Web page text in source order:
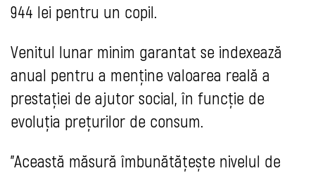
944 lei pentru un copil.
Venitul lunar minim garantat se indexează
anual pentru a menține valoarea reală a
prestației de ajutor social, în funcție de
evoluția prețurilor de consum.
"Această măsură îmbunătățește nivelul de